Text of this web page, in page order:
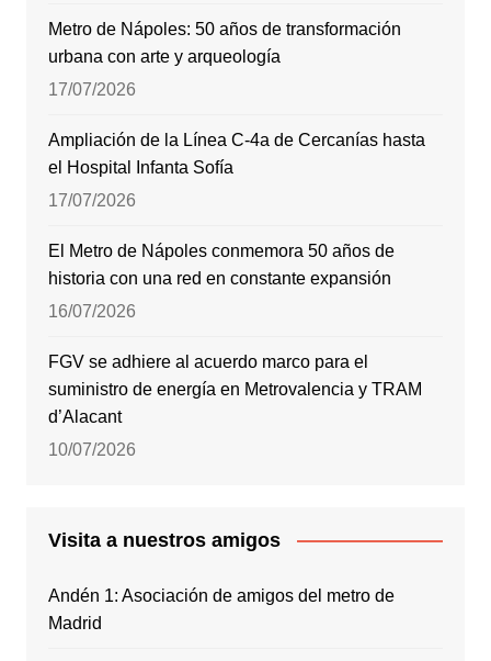
Metro de Nápoles: 50 años de transformación
urbana con arte y arqueología
17/07/2026
Ampliación de la Línea C-4a de Cercanías hasta
el Hospital Infanta Sofía
17/07/2026
El Metro de Nápoles conmemora 50 años de
historia con una red en constante expansión
16/07/2026
FGV se adhiere al acuerdo marco para el
suministro de energía en Metrovalencia y TRAM
d’Alacant
10/07/2026
Visita a nuestros amigos
Andén 1: Asociación de amigos del metro de
Madrid